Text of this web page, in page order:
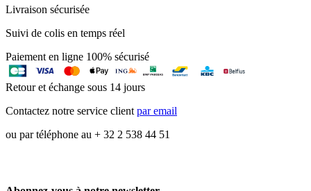
Livraison sécurisée
Suivi de colis en temps réel
Paiement en ligne 100% sécurisé
Retour et échange sous 14 jours
Contactez notre service clientpar email
ou par téléphone au + 32 2 538 44 51